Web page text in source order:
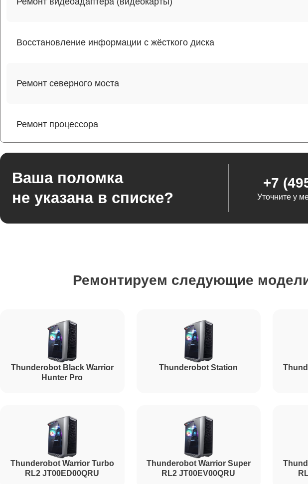
Восстановление информации с жёсткого диска
Ремонт северного моста
Ремонт процессора
Ремонт кулера
Ремонт блока питания
Ремонт звуковой платы
Ваша поломка
не указана в списке?
+7
Уточните у
Ремонтируем следующие
Thunderobot Black Warrior
Hunter Pro
Thunderobot Station
Thunderobot Warrior Turbo
RL2 JT00ED00QRU
Thunderobot Warrior Super
RL2 JT00EV00QRU